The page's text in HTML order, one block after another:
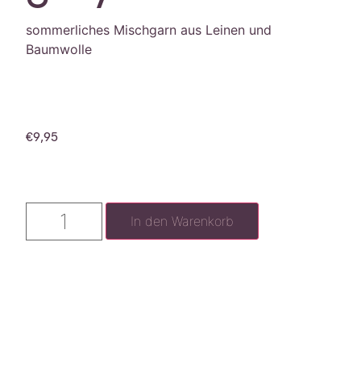
sommerliches Mischgarn aus Leinen und
Baumwolle
€9,95
In den Warenkorb